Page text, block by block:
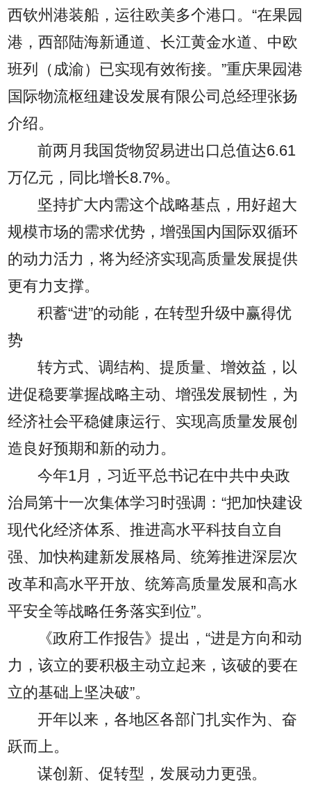
西钦州港装船，运往欧美多个港口。“在果园
港，西部陆海新通道、长江黄金水道、中欧
班列（成渝）已实现有效衔接。”重庆果园港
国际物流枢纽建设发展有限公司总经理张扬
介绍。
前两月我国货物贸易进出口总值达6.61
万亿元，同比增长8.7%。
坚持扩大内需这个战略基点，用好超大
规模市场的需求优势，增强国内国际双循环
的动力活力，将为经济实现高质量发展提供
更有力支撑。
积蓄“进”的动能，在转型升级中赢得优
势
转方式、调结构、提质量、增效益，以
进促稳要掌握战略主动、增强发展韧性，为
经济社会平稳健康运行、实现高质量发展创
造良好预期和新的动力。
今年1月，习近平总书记在中共中央政
治局第十一次集体学习时强调：“把加快建设
现代化经济体系、推进高水平科技自立自
强、加快构建新发展格局、统筹推进深层次
改革和高水平开放、统筹高质量发展和高水
平安全等战略任务落实到位”。
《政府工作报告》提出，“进是方向和动
力，该立的要积极主动立起来，该破的要在
立的基础上坚决破”。
开年以来，各地区各部门扎实作为、奋
跃而上。
谋创新、促转型，发展动力更强。